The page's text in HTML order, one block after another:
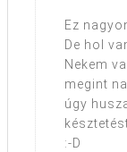
Ez
De hol
Nekem
megint
úgy
:-D